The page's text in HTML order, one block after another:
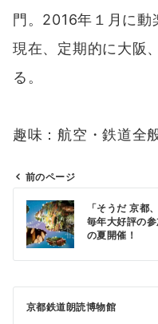
門。2016年１月に動
現在、定期的に大阪
る。
趣味：航空・鉄道全
投
稿
ナ
ゲ
ー
前のページ
「そうだ 京
毎年大好評の
の夏開催！
京都鉄道朗読博物館